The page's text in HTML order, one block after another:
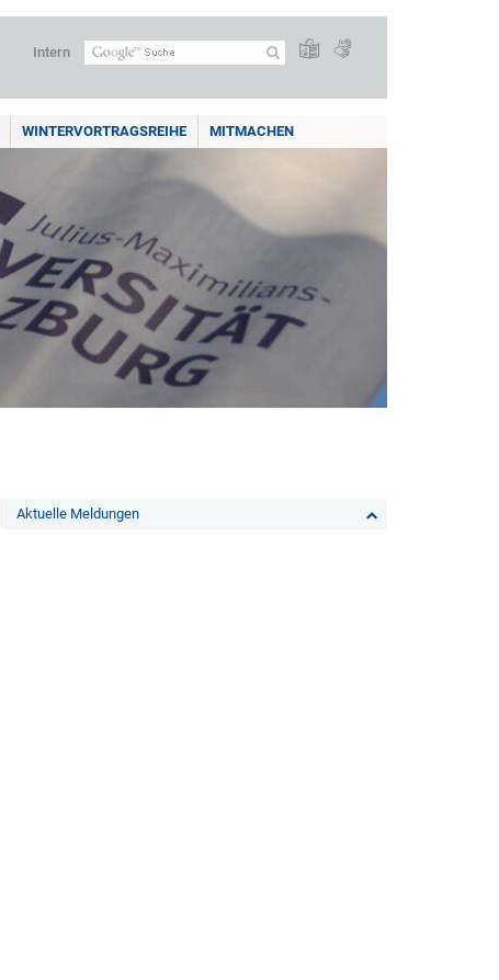
Intern
WINTERVORTRAGSREIHE MITMACHEN
Aktuelle Meldungen